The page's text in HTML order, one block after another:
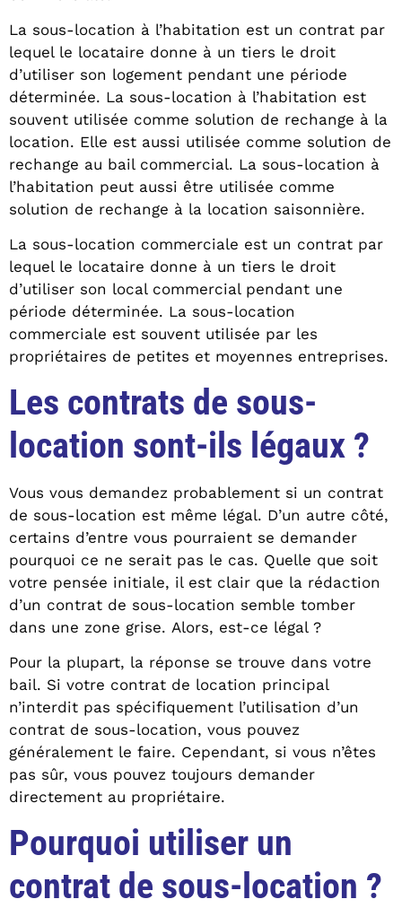
La sous-location à l’habitation est un contrat par
lequel le locataire donne à un tiers le droit
d’utiliser son logement pendant une période
déterminée. La sous-location à l’habitation est
souvent utilisée comme solution de rechange à la
location. Elle est aussi utilisée comme solution de
rechange au bail commercial. La sous-location à
l’habitation peut aussi être utilisée comme
solution de rechange à la location saisonnière.
La sous-location commerciale est un contrat par
lequel le locataire donne à un tiers le droit
d’utiliser son local commercial pendant une
période déterminée. La sous-location
commerciale est souvent utilisée par les
propriétaires de petites et moyennes entreprises.
Les contrats de sous-
location sont-ils légaux ?
Vous vous demandez probablement si un contrat
de sous-location est même légal. D’un autre côté,
certains d’entre vous pourraient se demander
pourquoi ce ne serait pas le cas. Quelle que soit
votre pensée initiale, il est clair que la rédaction
d’un contrat de sous-location semble tomber
dans une zone grise. Alors, est-ce légal ?
Pour la plupart, la réponse se trouve dans votre
bail. Si votre contrat de location principal
n’interdit pas spécifiquement l’utilisation d’un
contrat de sous-location, vous pouvez
généralement le faire. Cependant, si vous n’êtes
pas sûr, vous pouvez toujours demander
directement au propriétaire.
Pourquoi utiliser un
contrat de sous-location ?